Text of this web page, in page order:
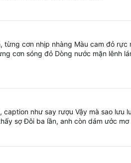
cơn nhịp nhàng Màu cam đỏ rực
cơn sóng đỏ Dòng nước mặn lênh
như say rượu Vậy mà sao lưu
sợ Đôi ba lần, anh còn dám ước mơ